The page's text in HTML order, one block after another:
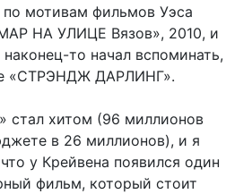
мотивам фильмов Уэса
НА УЛИЦЕ Вязов», 2010, и
то начал вспоминать,
«СТРЭНДЖ ДАРЛИНГ».
хитом (96 миллионов
в 26 миллионов), и я
у Крейвена появился один
фильм, который стоит